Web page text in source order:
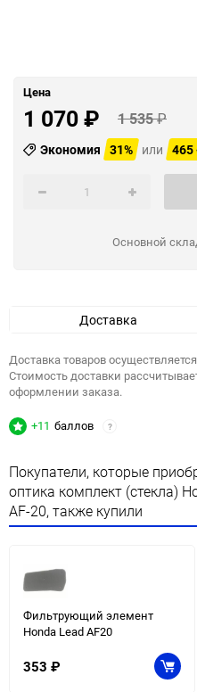
Цена
1 070₽ 1 535₽
Экономия 31% или 465
Основной
Доставка
Доставка товаров
Стоимость доставки
оформлении заказа.
+11 баллов ?
Покупатели, которые
оптика комплект (стекла)
AF-20, также купили
Фильтрующий элемент
Honda Lead AF20
353 ₽